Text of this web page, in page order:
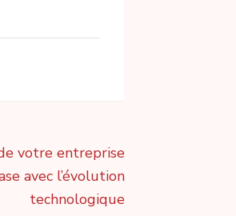
votre entreprise
avec l’évolution
technologique